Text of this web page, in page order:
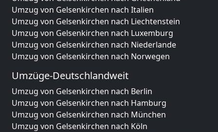
Umzug von Gelsenkirchen nach Italien
Umzug von Gelsenkirchen nach Liechtenstein
Umzug von Gelsenkirchen nach Luxemburg
Umzug von Gelsenkirchen nach Niederlande
Umzug von Gelsenkirchen nach Norwegen
Umzüge-Deutschlandweit
Umzug von Gelsenkirchen nach Berlin
Umzug von Gelsenkirchen nach Hamburg
Umzug von Gelsenkirchen nach München
Umzug von Gelsenkirchen nach Köln